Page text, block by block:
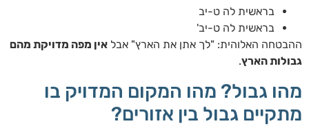
בראשית לה ט-יב
בראשית לה ט-יב'
ההבטחה האלוהית: "לך אתן את הארץ" אבל אין מפה מדויקת מהם
גבולות הארץ.
מהו גבול? מהו המקום המדויק בו
מתקיים גבול בין אזורים?